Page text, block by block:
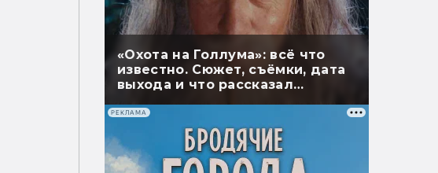
«Охота на Голлума»: всё что
известно. Сюжет, съёмки, дата
выхода и что рассказал
РЕКЛАМА